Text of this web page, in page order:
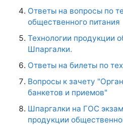
Ответы на вопросы по
общественного питания
Технологии продукции
Шпаргалки.
Ответы на билеты по
Вопросы к зачету
банкетов и приемов"
Шпаргалки на ГОС
продукции